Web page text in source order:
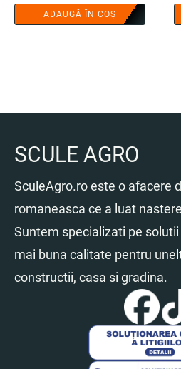
ADAUGĂ ÎN COȘ
SCULE AGRO
SculeAgro.ro este o afacere
romaneasca ce a luat
Suntem specializati pe
mai buna calitate pentru
constructii, casa si gradina.